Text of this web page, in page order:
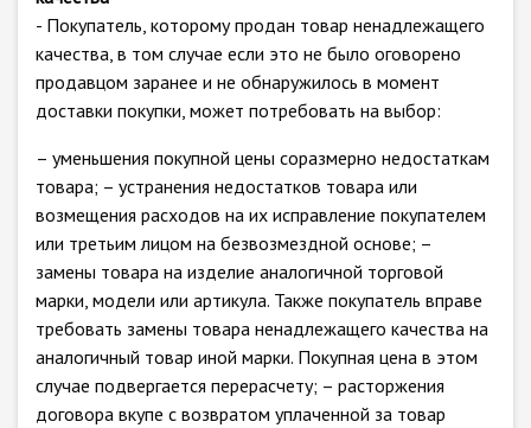
- Покупатель, которому продан товар ненадлежащего
качества, в том случае если это не было оговорено
продавцом заранее и не обнаружилось в момент
доставки покупки, может потребовать на выбор:
– уменьшения покупной цены соразмерно недостаткам
товара; – устранения недостатков товара или
возмещения расходов на их исправление покупателем
или третьим лицом на безвозмездной основе; –
замены товара на изделие аналогичной торговой
марки, модели или артикула. Также покупатель вправе
требовать замены товара ненадлежащего качества на
аналогичный товар иной марки. Покупная цена в этом
случае подвергается перерасчету; – расторжения
договора вкупе с возвратом уплаченной за товар